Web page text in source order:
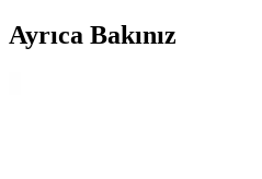
Ayrıca Bakınız